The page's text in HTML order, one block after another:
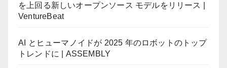
を上回る新しいオープンソース モデルをリリース |
VentureBeat
AI とヒューマノイドが 2025 年のロボットのトップ
トレンドに | ASSEMBLY